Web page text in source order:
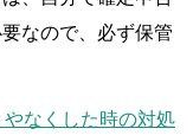
なので、必ず保管
なくした時の対処